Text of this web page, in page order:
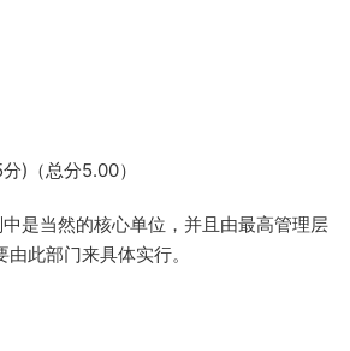
)（总分5.00）
是当然的核心单位，并且由最高管理层
此部门来具体实行。